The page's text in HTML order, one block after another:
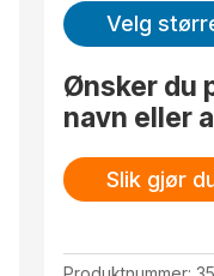
Velg
Ønsker du
navn eller
Slik gjør